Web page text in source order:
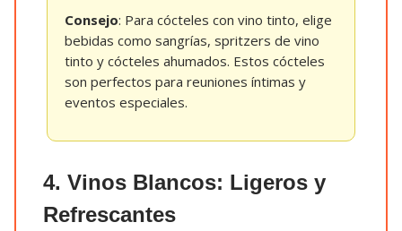
Consejo: Para cócteles con vino tinto, elige
bebidas como sangrías, spritzers de vino
tinto y cócteles ahumados. Estos cócteles
son perfectos para reuniones íntimas y
eventos especiales.
4. Vinos Blancos: Ligeros y
Refrescantes